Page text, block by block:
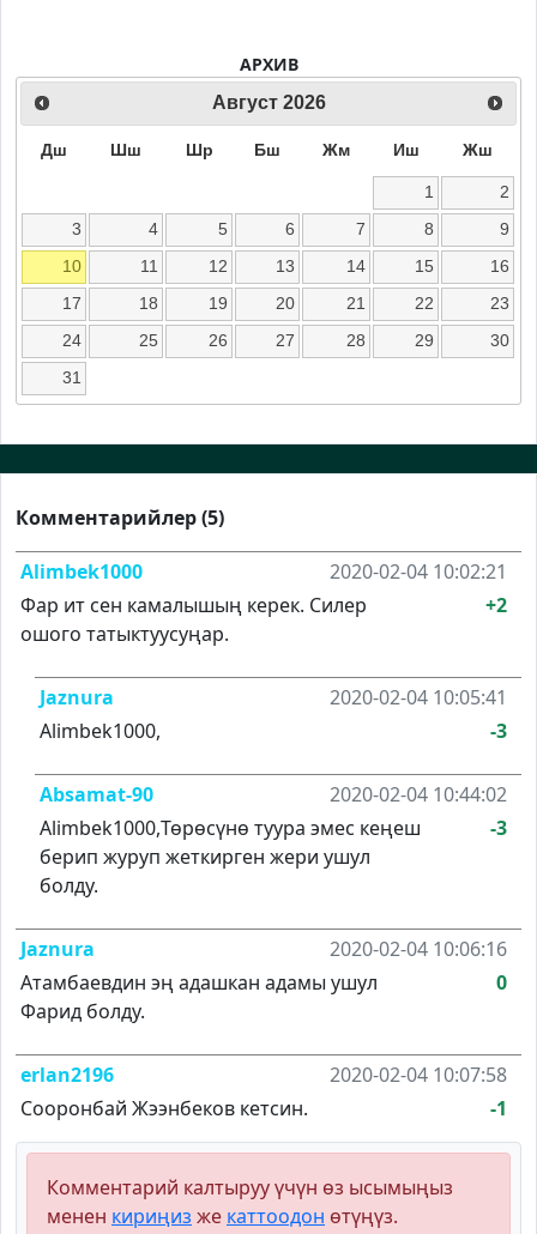
АРХИВ
Август 2026
Дш Шш Шр Бш Жм Иш Жш
1
2
3
4 5 6 7 8
9
10
11 12 13 14 15
16
17
18 19 20 21 22
23
24
25 26 27 28 29
30
31
Комментарийлер (5)
Alimbek1000
2020-02-04 10:02:21
Фар ит сен камалышың керек. Силер
ошого татыктуусуңар.
+2
Jaznura
2020-02-04 10:05:41
Alimbek1000,
-3
Absamat-90
2020-02-04 10:44:02
Alimbek1000,Төрөсүнө туура эмес кеңеш
берип журуп жеткирген жери ушул
болду.
-3
Jaznura
2020-02-04 10:06:16
Атамбаевдин эң адашкан адамы ушул
Фарид болду.
0
erlan2196
2020-02-04 10:07:58
Сооронбай Жээнбеков кетсин.
-1
Комментарий калтыруу үчүн өз ысымыңыз
менен кириңиз же каттоодон өтүңүз.